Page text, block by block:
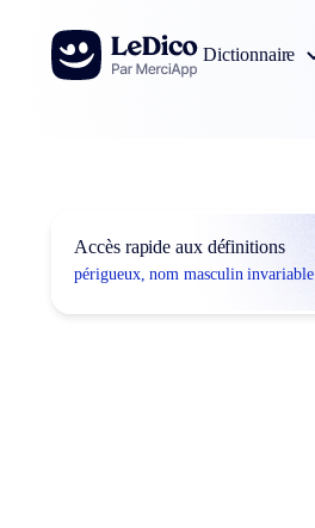
Aller au contenu
Dictionnaire
Accès rapide aux définitions
périgueux, nom masculin invariable